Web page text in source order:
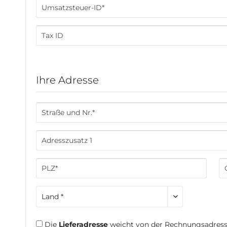
Ihre Adresse
Die Lieferadresse weicht von der